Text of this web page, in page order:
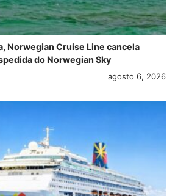
Norwegian Cruise Line cancela
do Norwegian Sky
agosto 6, 2026